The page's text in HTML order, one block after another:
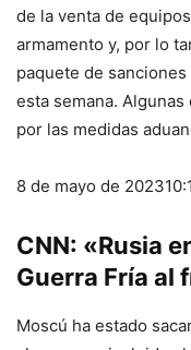
de la venta de
armamento y, por lo
paquete de
esta semana.
por las medidas
8 de mayo de 2023
CNN: «Rusia
Guerra Fría al
Moscú ha estado